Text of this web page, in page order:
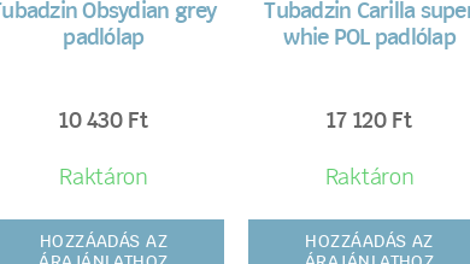
Tubadzin Obsydian grey
padlólap
10 430 Ft
Raktáron
HOZZÁADÁS AZ
Tubadzin Carilla
whie POL padlólap
17 120 Ft
Raktáron
HOZZÁADÁS AZ